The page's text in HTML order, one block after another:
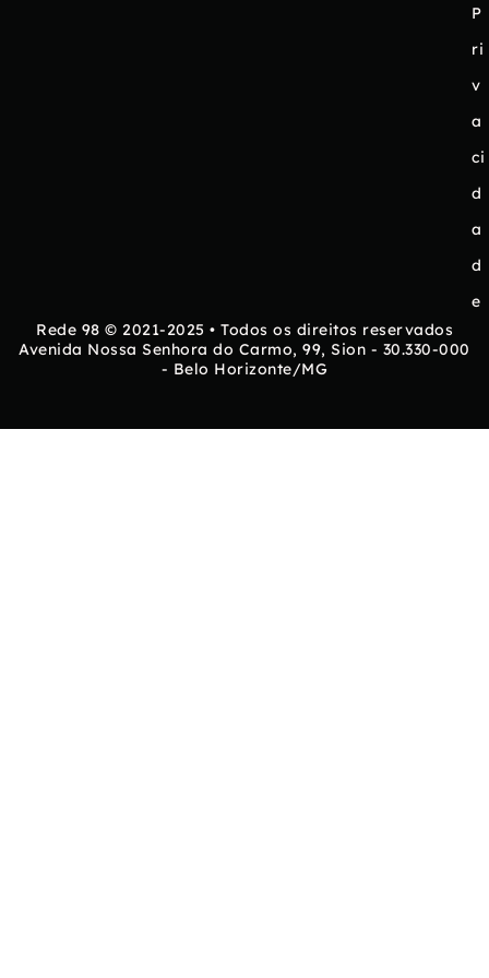
P
ri
v
a
ci
d
a
d
e
Rede 98 © 2021-2025 • Todos os direitos reservados
Avenida Nossa Senhora do Carmo, 99, Sion - 30.330-000
- Belo Horizonte/MG